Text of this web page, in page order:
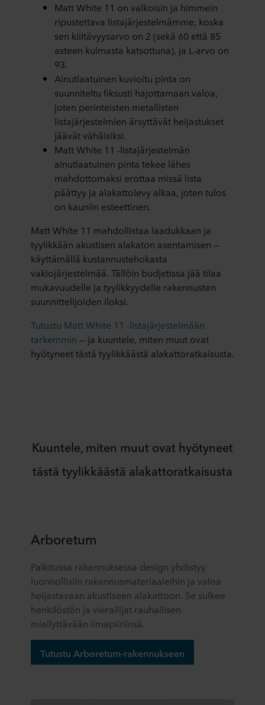
Matt White 11 on valkoisin ja himmein
ripustettava listajärjestelmämme, koska
sen kiiltävyysarvo on 2 (sekä 60 että 85
asteen kulmasta katsottuna), ja L-arvo on
93.
Ainutlaatuinen kuvioitu pinta on
suunniteltu fiksusti hajottamaan valoa,
joten perinteisten metallisten
listajärjestelmien ärsyttävät heijastukset
jäävät vähäisiksi.
Matt White 11 -listajärjestelmän
ainutlaatuinen pinta tekee lähes
mahdottomaksi erottaa missä lista
päättyy ja alakattolevy alkaa, joten tulos
on kauniin esteettinen.
Matt White 11 mahdollistaa laadukkaan ja
tyylikkään akustisen alakaton asentamisen —
käyttämällä kustannustehokasta
vakiojärjestelmää. Tällöin budjetissa jää tilaa
mukavuudelle ja tyylikkyydelle rakennusten
suunnittelijoiden iloksi.
Tutustu Matt White 11 -listajärjestelmään
tarkemmin — ja kuuntele, miten muut ovat
hyötyneet tästä tyylikkäästä alakattoratkaisusta.
Kuuntele, miten muut ovat hyötyneet
tästä tyylikkäästä alakattoratkaisusta
Arboretum
Palkitussa rakennuksessa design yhdistyy
luonnollisiin rakennusmateriaaleihin ja valoa
heijastavaan akustiseen alakattoon. Se sulkee
henkilöstön ja vierailijat rauhallisen
miellyttävään ilmapiiriinsä.
Tutustu Arboretum-rakennukseen